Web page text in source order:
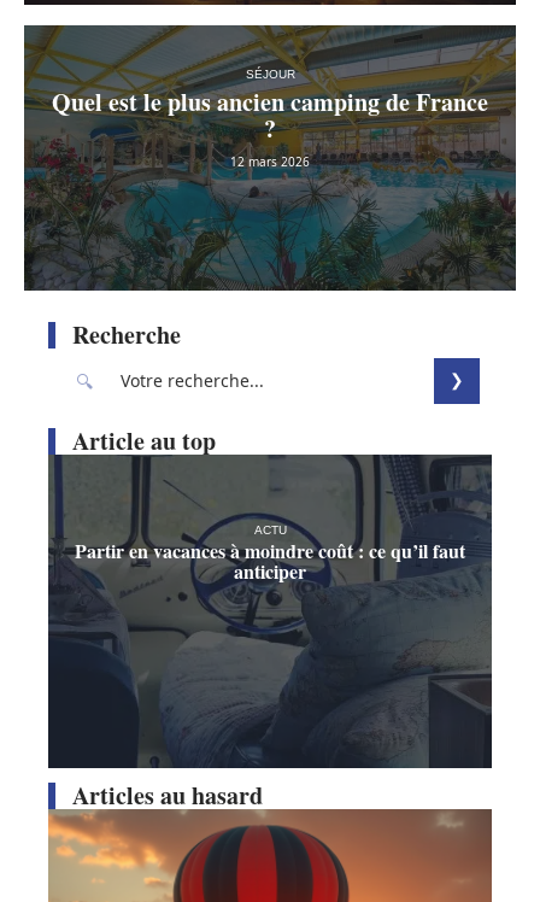
SÉJOUR
Quel est le plus ancien camping de France
?
12 mars 2026
Recherche
Article au top
ACTU
Partir en vacances à moindre coût : ce qu’il faut
anticiper
Articles au hasard